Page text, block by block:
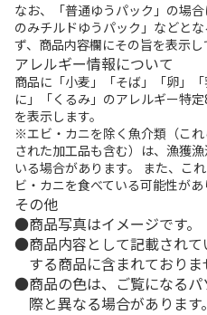
なお、「普通ゆうパック」の場
のみチルドゆうパック」などと
ず、商品内容欄にその旨を表示し
アレルギー情報について
商品に「小麦」「そば」「卵」
に」「くるみ」のアレルギー特
を表示します。
※エビ・カニを除く魚介類（こ
された加工品も含む）は、漁獲
いる場合があります。 また、こ
ビ・カニを食べている可能性があ
その他
商品写真はイメージです。
商品内容として記載され
する商品に含まれておりま
商品の色は、ご覧になる
際と異なる場合があります。